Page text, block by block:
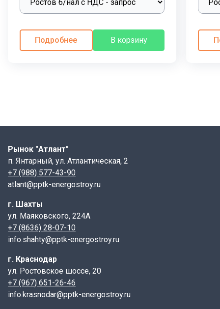
Подробнее В корзину
Рынок "Атлант"
п. Янтарный, ул. Атлантическая, 2
+7 (988) 577-43-90
atlant@pptk-energostroy.ru
г. Шахты
ул. Маяковского, 224А
+7 (8636) 28-07-10
info.shahty@pptk-energostroy.ru
г. Краснодар
ул. Ростовское шоссе, 20
+7 (967) 651-26-46
info.krasnodar@pptk-energostroy.ru